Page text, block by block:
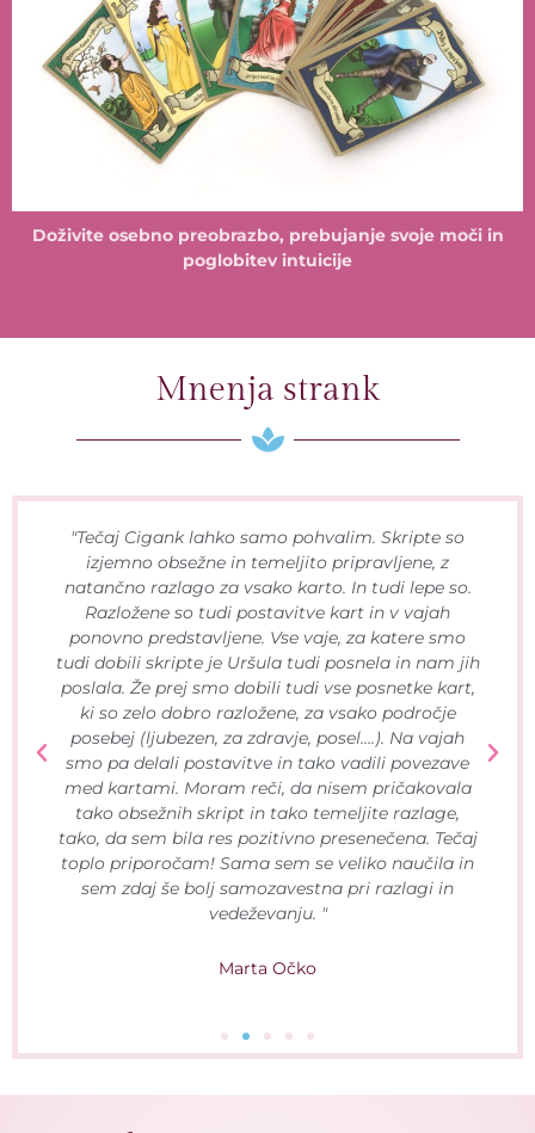
Doživite osebno preobrazbo, prebujanje svoje moči in
poglobitev intuicije
Mnenja strank
"Tečaj Cigank lahko samo pohvalim. Skripte so
izjemno obsežne in temeljito pripravljene, z
natančno razlago za vsako karto. In tudi lepe so.
Razložene so tudi postavitve kart in v vajah
ponovno predstavljene. Vse vaje, za katere smo
tudi dobili skripte je Uršula tudi posnela in nam jih
poslala. Že prej smo dobili tudi vse posnetke kart,
ki so zelo dobro razložene, za vsako področje
posebej (ljubezen, za zdravje, posel….). Na vajah
smo pa delali postavitve in tako vadili povezave
med kartami. Moram reči, da nisem pričakovala
tako obsežnih skript in tako temeljite razlage,
tako, da sem bila res pozitivno presenečena. Tečaj
toplo priporočam! Sama sem se veliko naučila in
sem zdaj še bolj samozavestna pri razlagi in
vedeževanju. "
Marta Očko